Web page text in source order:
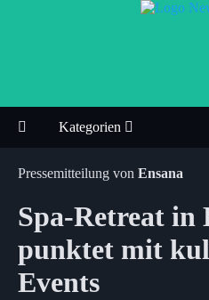
Kategorien
Pressemitteilung von Ensana
Spa-Retreat in
punktet mit
Events